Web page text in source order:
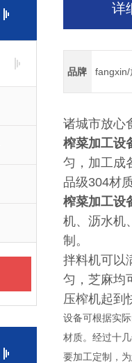
详
品牌 fangxin/
诸城市放心
榨菜加工设
匀，加工成
品级304材
榨菜加工设
机、沥水机
制。
拌料机可以
匀，芝麻均
压榨机起到
设备可根据实
材质。经过十
要加工定制，